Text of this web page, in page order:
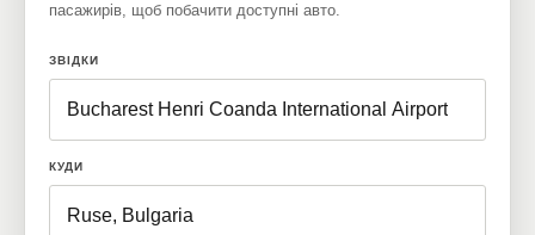
пасажирів, щоб побачити доступні авто.
ЗВІДКИ
КУДИ